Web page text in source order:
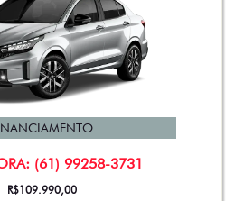
(61) 99258-3731
R$109.990,00